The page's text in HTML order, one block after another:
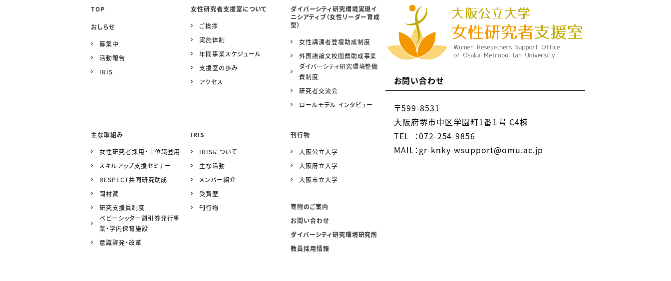
TOP
おしらせ
募集中
活動報告
IRIS
女性研究者支援室について
ご挨拶
実施体制
年間事業スケジュール
支援室の歩み
アクセス
ダイバーシティ研究環境実現イ
ニシアティブ（女性リーダー育成
型）
女性講演者登壇助成制度
外国語論文校閲費助成事業
ダイバーシティ研究環境整備
費制度
研究者交流会
ロールモデル インタビュー
主な取組み
女性研究者採用・上位職登用
スキルアップ支援セミナー
RESPECT共同研究助成
岡村賞
研究支援員制度
ベビーシッター割引券発行事
業・学内保育施設
意識啓発・改革
IRIS
IRISについて
主な活動
メンバー紹介
受賞歴
刊行物
刊行物
大阪公立大学
大阪府立大学
大阪市立大学
寄附のご案内
お問い合わせ
ダイバーシティ研究環境研究所
教員採用情報
お問い合わせ
〒599-8531
大阪府堺市中区学園町1番１号 C4棟
TEL ：072-254-9856
MAIL：gr-knky-wsupport@omu.ac.jp